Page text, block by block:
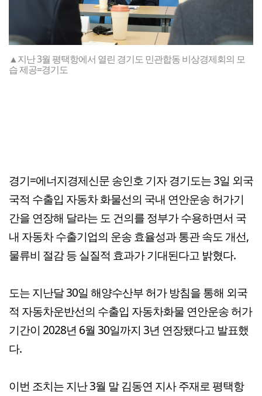
▲지난 3월 평택항에서 열린 경기도 민관합동 비상경제회의 모
습 제공=경기도
경기=에너지경제신문 송인호 기자 경기도는 3일 외국
국적 수출입 자동차 화물선의 국내 연안운송 허가기
간을 연장해 달라는 도 건의를 정부가 수용하면서 국
내 자동차 수출기업의 운송 효율성과 통관 속도 개선,
물류비 절감 등 실질적 효과가 기대된다고 밝혔다.
도는 지난달 30일 해양수산부 허가 방침을 통해 외국
적 자동차운반선의 수출입 자동차화물 연안운송 허가
기간이 2028년 6월 30일까지 3년 연장됐다고 발표했
다.
이번 조치는 지난 3월 말 김동연 지사 주재로 평택항